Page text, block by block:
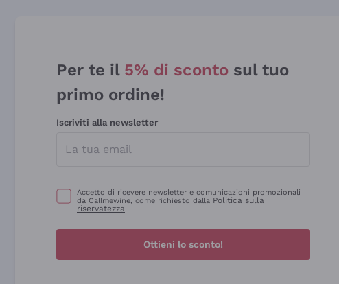
Per te il 5% di sconto sul tuo
primo ordine!
Iscriviti alla newsletter
Accetto di ricevere newsletter e comunicazioni promozionali
da Callmewine, come richiesto dalla Politica sulla
riservatezza
Ottieni lo sconto!